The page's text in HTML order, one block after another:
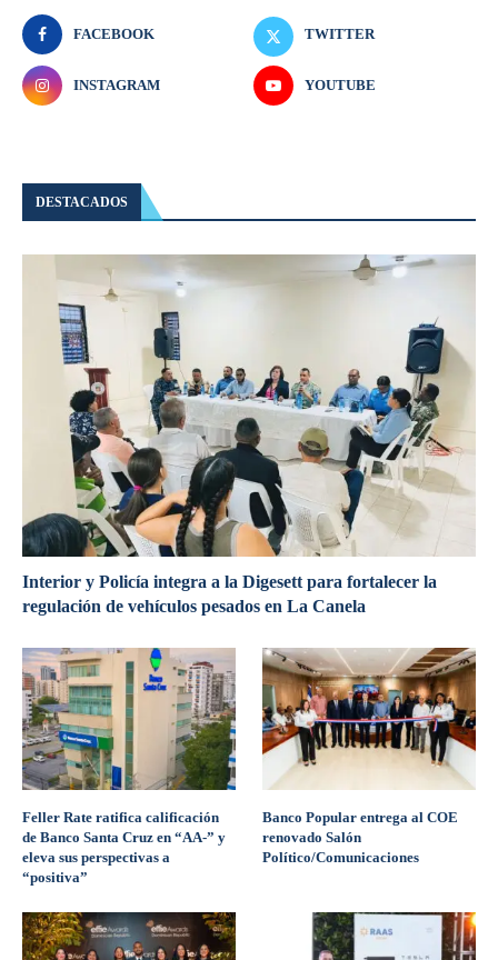
FACEBOOK TWITTER
INSTAGRAM YOUTUBE
DESTACADOS
Interior y Policía integra a la Digesett para fortalecer la
regulación de vehículos pesados en La Canela
Feller Rate ratifica calificación
de Banco Santa Cruz en “AA-” y
eleva sus perspectivas a
“positiva”
Banco Popular entrega al COE
renovado Salón
Político/Comunicaciones